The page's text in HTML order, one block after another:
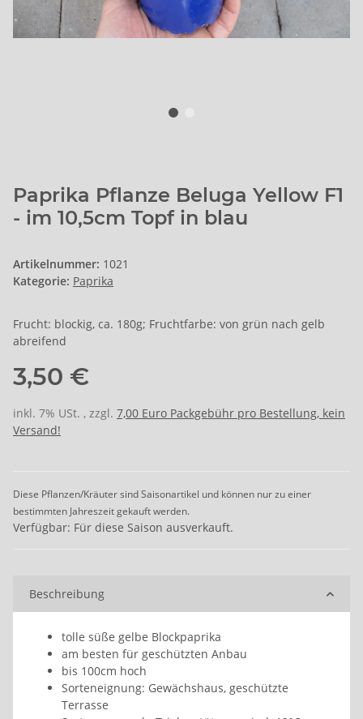
Paprika Pflanze Beluga Yellow F1
- im 10,5cm Topf in blau
Artikelnummer: 1021
Kategorie: Paprika
Frucht: blockig, ca. 180g; Fruchtfarbe: von grün nach gelb
abreifend
3,50 €
inkl. 7% USt. , zzgl. 7,00 Euro Packgebühr pro Bestellung, kein
Versand!
Diese Pflanzen/Kräuter sind Saisonartikel und können nur zu einer
bestimmten Jahreszeit gekauft werden.
Verfügbar: Für diese Saison ausverkauft.
Beschreibung
tolle süße gelbe Blockpaprika
am besten für geschützten Anbau
bis 100cm hoch
Sorteneignung: Gewächshaus, geschützte
Terrasse